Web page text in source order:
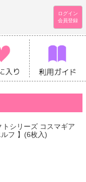
ログイン
会員登録
トシリーズ コスマギア
ルフ 】(6枚入)